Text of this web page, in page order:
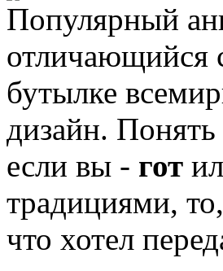
Популярный
отличающийся
бутылке
дизайн.
если вы - гот
традициями,
что хотел